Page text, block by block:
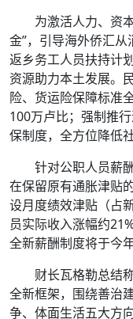
为激活人力、资
金”，引导海外侨汇
返乡务工人员扶持计
资源助力本土发展。
险、货运险保障标准
100万卢比；强制推
保制度，全方位降低
针对公职人员薪
在保留原有通胀津贴
设月度绩效津贴（占
员实际收入涨幅约
全新薪酬制度将于今
财长瓦格勒总结
全新框架，围绕善治
争、体面生活五大方